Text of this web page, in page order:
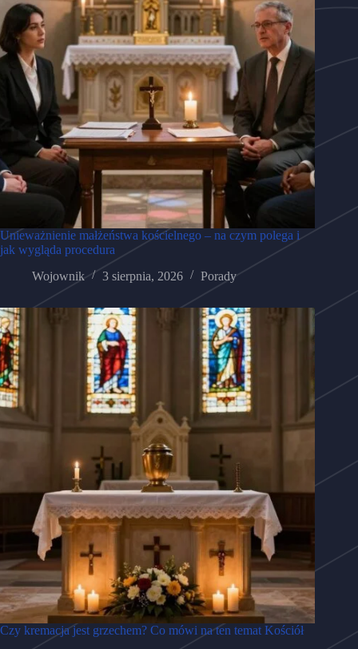
Unieważnienie małżeństwa kościelnego – na czym polega i
jak wygląda procedura
Wojownik
3 sierpnia, 2026 Porady
Czy kremacja jest grzechem? Co mówi na ten temat Kościół